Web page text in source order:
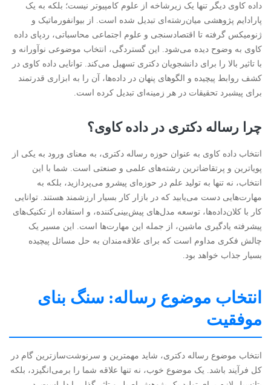
داده کاوی دیگر تنها یک زیرشاخه از علوم کامپیوتر نیست؛ بلکه به یک
پارادایم پژوهشی میان‌رشته‌ای تبدیل شده است. از بیوانفورماتیک و
ژنومیکس گرفته تا اقتصادسنجی و علوم اجتماعی محاسباتی، ردپای داده
کاوی به وضوح دیده می‌شود. این گستردگی، انتخاب موضوعی نوآورانه و
با تاثیر بالا را برای دانشجویان دکتری تسهیل می‌کند. توانایی داده کاوی در
کشف روابط پیچیده و الگوهای پنهان در داده‌ها، آن را به ابزاری قدرتمند
برای پیشبرد تحقیقات در هر زمینه‌ای تبدیل کرده است.
چرا رساله دکتری در داده کاوی؟
انتخاب داده کاوی به عنوان حوزه رساله دکتری، به معنای ورود به یکی از
پویاترین و پرتقاضاترین رشته‌های علمی و صنعتی است. شما با این
انتخاب، نه تنها به تولید علم در حوزه‌ای پیشرو می‌پردازید، بلکه به
مهارت‌هایی دست می‌یابید که در بازار کار بسیار ارزشمند هستند. توانایی
کار با کلان‌داده‌ها، توسعه مدل‌های پیش‌بینی‌کننده، و استفاده از تکنیک‌های
پیشرفته یادگیری ماشین، از جمله این مهارت‌ها است. این مسیر یک
چالش فکری مداوم است که برای علاقه‌مندان به حل مسائل پیچیده
بسیار جذاب خواهد بود.
انتخاب موضوع رساله: سنگ بنای
موفقیت
انتخاب موضوع رساله دکتری، شاید مهمترین و سرنوشت‌سازترین گام در
کل فرآیند باشد. یک موضوع خوب، نه تنها علاقه شما را برمی‌انگیزد، بلکه